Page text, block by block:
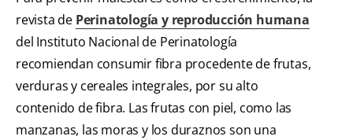
revista de Perinatología y reproducción humana
del Instituto Nacional de Perinatología
recomiendan consumir fibra procedente de frutas,
verduras y cereales integrales, por su alto
contenido de fibra. Las frutas con piel, como las
manzanas, las moras y los duraznos son una